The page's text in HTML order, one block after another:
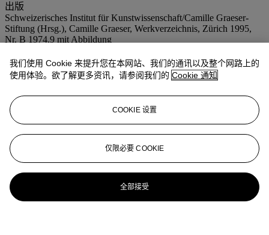
出版
Schweizerisches Institut für Kunstwissenschaft/Camille Graeser-
Stiftung (Hrsg.), Camille Graeser, Werkverzeichnis, Zürich 1995,
Nr. B 1974.9 mit Abbildung
Zürich, Gimpel + Hanover, 16. November-22. Dezember 1974,
ohne Nr.
ohne Nr.
Zürich, Kunsthaus, Camille Graeser, Werkschau aus Anlass der
Verleihung des Kunstpreises der Stadt, 1975, Nr. 17
Camille Graeser, Gemälde, Zeichnungen, 1976-1977, Nr. 68 mit
Abbildung
Zürich/Ludwigshafen, Kunsthaus/Wilhelm Hack-Museum, Camille
Graeser, 9. Februar-Mai 1979, Nr. 65
Bottrop/Hannover, Moderne Galerie Quadrat/Kunstmuseum, 1981,
Nr. 61
我们使用 Cookie 来提升您在本网站、我们的通讯以及整个网路上的
使用体验。欲了解更多资讯，请参阅我们的 Cookie 通知
COOKIE 设置
仅限必要 COOKIE
全部接受